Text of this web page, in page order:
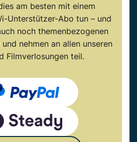
am besten mit einem
Unterstützer-Abo tun – und
noch themenbezogenen
nehmen an allen unseren
Filmverlosungen teil.